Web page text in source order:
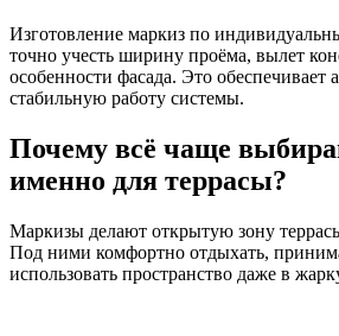
Изготовление маркиз по
точно учесть ширину проёма, вылет
особенности фасада. Это обеспечивает
стабильную работу системы.
Почему всё чаще
именно для террасы?
Маркизы делают открытую зону
Под ними комфортно отдыхать,
использовать пространство даже в